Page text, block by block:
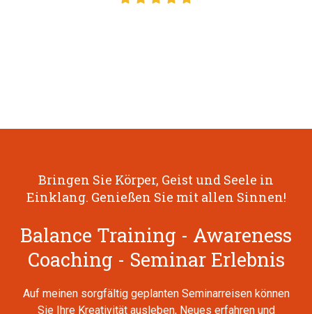
Bringen Sie Körper, Geist und Seele in
Einklang. Genießen Sie mit allen Sinnen!
Balance Training - Awareness
Coaching - Seminar Erlebnis
Auf meinen sorgfältig geplanten Seminarreisen können
Sie Ihre Kreativität ausleben, Neues erfahren und